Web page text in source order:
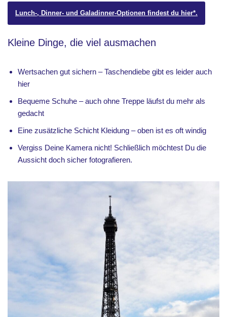
Lunch-, Dinner- und Galadinner-Optionen findest du hier*.
Kleine Dinge, die viel ausmachen
Wertsachen gut sichern – Taschendiebe gibt es leider auch
hier
Bequeme Schuhe – auch ohne Treppe läufst du mehr als
gedacht
Eine zusätzliche Schicht Kleidung – oben ist es oft windig
Vergiss Deine Kamera nicht! Schließlich möchtest Du die
Aussicht doch sicher fotografieren.